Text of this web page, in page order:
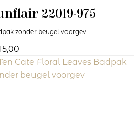
22019-975
zonder beugel voorgev